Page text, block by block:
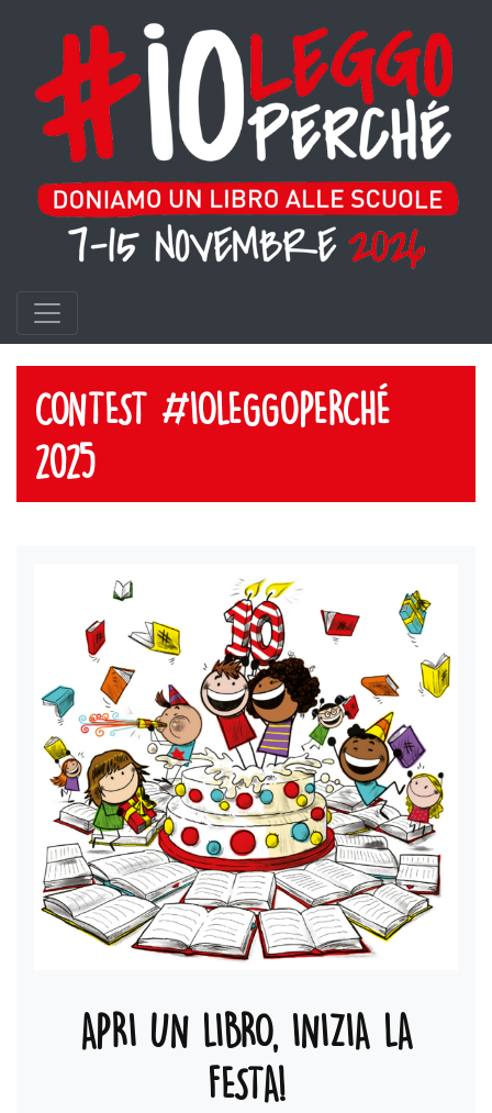
CONTEST #IOLEGGOPERCHÉ
2025
APRI UN LIBRO, INIZIA LA
FESTA!